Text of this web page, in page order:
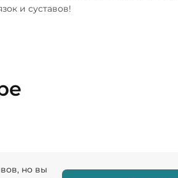
и суставов!
но вы